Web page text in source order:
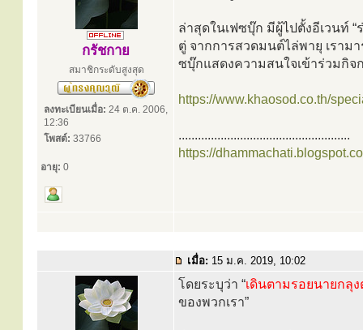
กรัชกาย
สมาชิกระดับสูงสุด
ลงทะเบียนเมื่อ: 24 ต.ค. 2006,
12:36
โพสต์: 33766
อายุ: 0
ล่าสุดในเฟซบุ๊ก มีผู้ไปตั้งอีเวนท์
ตู่ จากการสวดมนต์ไล่พายุ เราม
ซบุ๊กแสดงความสนใจเข้าร่วมกิจ
https://www.khaosod.co.th/
.....................................................
https://
เมื่อ: 15 ม.ค. 2019, 10:02
โดยระบุว่า “เดินตามรอยนายกลุ
ของพวกเรา”